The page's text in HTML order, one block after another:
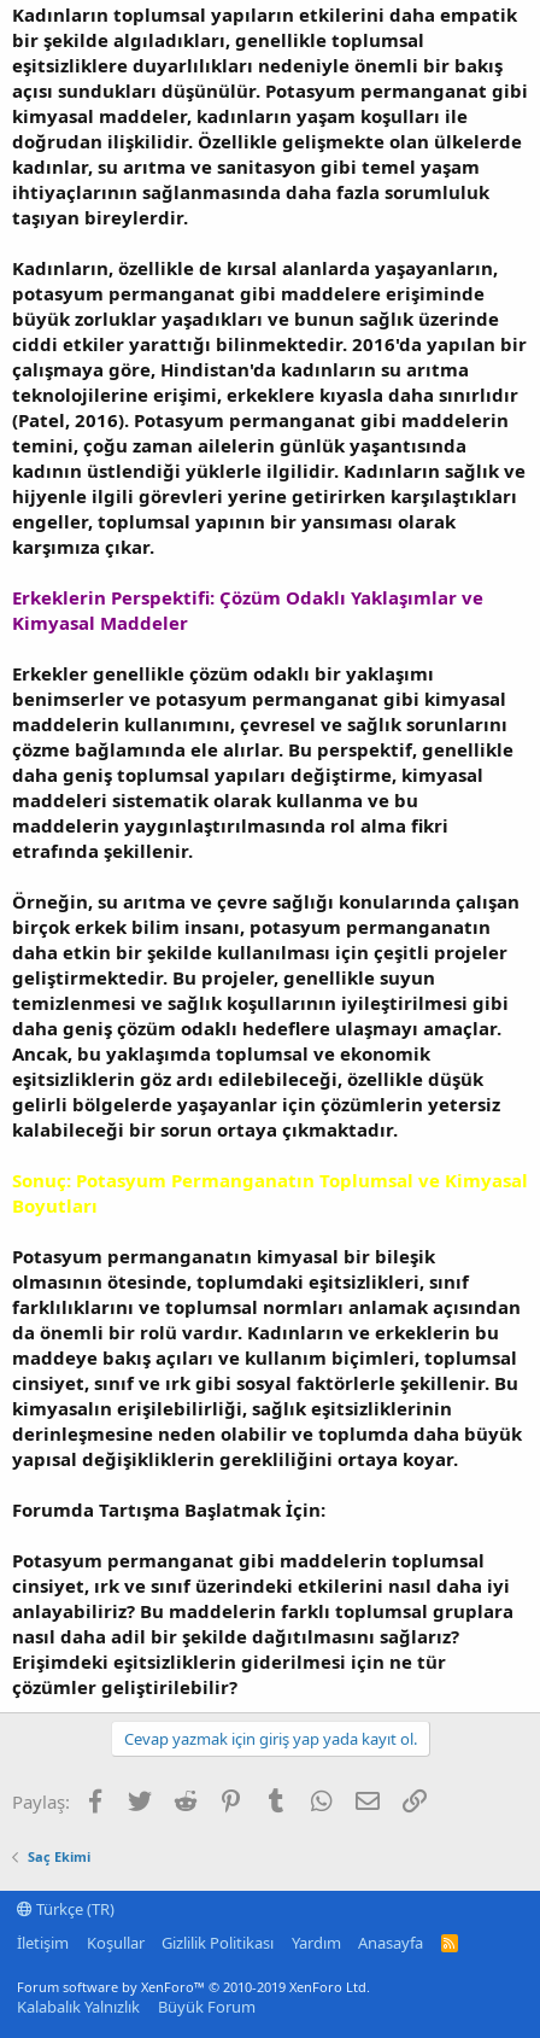
Kadınların toplumsal yapıların etkilerini daha empatik
bir şekilde algıladıkları, genellikle toplumsal
eşitsizliklere duyarlılıkları nedeniyle önemli bir bakış
açısı sundukları düşünülür. Potasyum permanganat gibi
kimyasal maddeler, kadınların yaşam koşulları ile
doğrudan ilişkilidir. Özellikle gelişmekte olan ülkelerde
kadınlar, su arıtma ve sanitasyon gibi temel yaşam
ihtiyaçlarının sağlanmasında daha fazla sorumluluk
taşıyan bireylerdir.
Kadınların, özellikle de kırsal alanlarda yaşayanların,
potasyum permanganat gibi maddelere erişiminde
büyük zorluklar yaşadıkları ve bunun sağlık üzerinde
ciddi etkiler yarattığı bilinmektedir. 2016'da yapılan bir
çalışmaya göre, Hindistan'da kadınların su arıtma
teknolojilerine erişimi, erkeklere kıyasla daha sınırlıdır
(Patel, 2016). Potasyum permanganat gibi maddelerin
temini, çoğu zaman ailelerin günlük yaşantısında
kadının üstlendiği yüklerle ilgilidir. Kadınların sağlık ve
hijyenle ilgili görevleri yerine getirirken karşılaştıkları
engeller, toplumsal yapının bir yansıması olarak
karşımıza çıkar.
Erkeklerin Perspektifi: Çözüm Odaklı Yaklaşımlar ve
Kimyasal Maddeler
Erkekler genellikle çözüm odaklı bir yaklaşımı
benimserler ve potasyum permanganat gibi kimyasal
maddelerin kullanımını, çevresel ve sağlık sorunlarını
çözme bağlamında ele alırlar. Bu perspektif, genellikle
daha geniş toplumsal yapıları değiştirme, kimyasal
maddeleri sistematik olarak kullanma ve bu
maddelerin yaygınlaştırılmasında rol alma fikri
etrafında şekillenir.
Örneğin, su arıtma ve çevre sağlığı konularında çalışan
birçok erkek bilim insanı, potasyum permanganatın
daha etkin bir şekilde kullanılması için çeşitli projeler
geliştirmektedir. Bu projeler, genellikle suyun
temizlenmesi ve sağlık koşullarının iyileştirilmesi gibi
daha geniş çözüm odaklı hedeflere ulaşmayı amaçlar.
Ancak, bu yaklaşımda toplumsal ve ekonomik
eşitsizliklerin göz ardı edilebileceği, özellikle düşük
gelirli bölgelerde yaşayanlar için çözümlerin yetersiz
kalabileceği bir sorun ortaya çıkmaktadır.
Sonuç: Potasyum Permanganatın Toplumsal ve Kimyasal
Boyutları
Potasyum permanganatın kimyasal bir bileşik
olmasının ötesinde, toplumdaki eşitsizlikleri, sınıf
farklılıklarını ve toplumsal normları anlamak açısından
da önemli bir rolü vardır. Kadınların ve erkeklerin bu
maddeye bakış açıları ve kullanım biçimleri, toplumsal
cinsiyet, sınıf ve ırk gibi sosyal faktörlerle şekillenir. Bu
kimyasalın erişilebilirliği, sağlık eşitsizliklerinin
derinleşmesine neden olabilir ve toplumda daha büyük
yapısal değişikliklerin gerekliliğini ortaya koyar.
Forumda Tartışma Başlatmak İçin:
Potasyum permanganat gibi maddelerin toplumsal
cinsiyet, ırk ve sınıf üzerindeki etkilerini nasıl daha iyi
anlayabiliriz? Bu maddelerin farklı toplumsal gruplara
nasıl daha adil bir şekilde dağıtılmasını sağlarız?
Erişimdeki eşitsizliklerin giderilmesi için ne tür
çözümler geliştirilebilir?
Cevap yazmak için giriş yap yada kayıt ol.
Paylaş: Facebook
TwitterReddit PinterestTumblrWhatsApp
E-postaLink
Saç Ekimi
Türkçe (TR)
İletişim
Koşullar Gizlilik Politikası Yardım Anasayfa
R
Forum software by XenForo™ © 2010-2019 XenForo Ltd.
Kalabalık Yalnızlık Büyük Forum